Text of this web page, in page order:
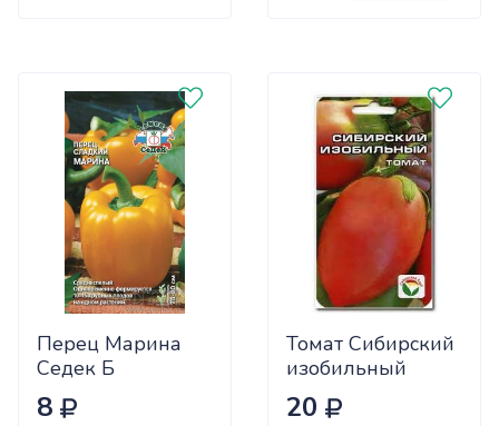
Перец Марина
Седек Б
8
Томат Сибирский
изобильный
Сиб.сад Ц
20